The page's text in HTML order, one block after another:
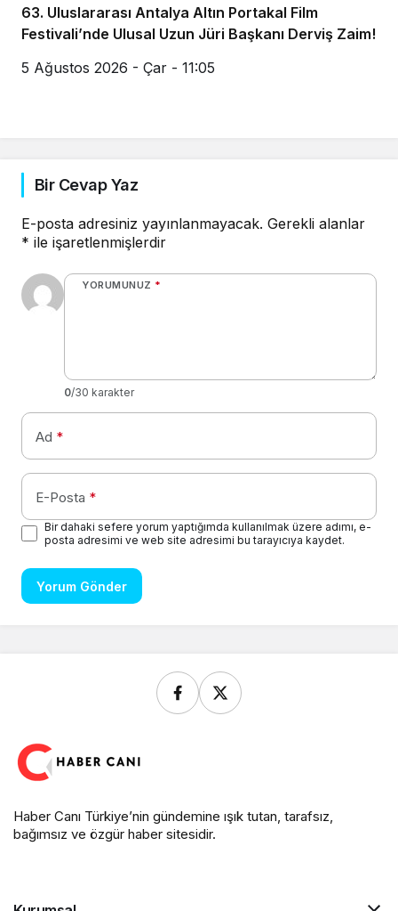
63. Uluslararası Antalya Altın Portakal Film
Festivali’nde Ulusal Uzun Jüri Başkanı Derviş Zaim!
5 Ağustos 2026 - Çar - 11:05
Bir Cevap Yaz
E-posta adresiniz yayınlanmayacak. Gerekli alanlar
* ile işaretlenmişlerdir
YORUMUNUZ *
0/30 karakter
Ad *
E-Posta *
Bir dahaki sefere yorum yaptığımda kullanılmak üzere adımı, e-
posta adresimi ve web site adresimi bu tarayıcıya kaydet.
Yorum Gönder
Haber Canı Türkiye’nin gündemine ışık tutan, tarafsız,
bağımsız ve özgür haber sitesidir.